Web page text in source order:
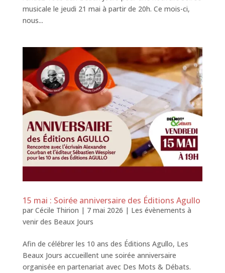
musicale le jeudi 21 mai à partir de 20h. Ce mois-ci,
nous...
15 mai : Soirée anniversaire des Éditions Agullo
par Cécile Thirion | 7 mai 2026 | Les évènements à
venir des Beaux Jours
Afin de célébrer les 10 ans des Éditions Agullo, Les
Beaux Jours accueillent une soirée anniversaire
organisée en partenariat avec Des Mots & Débats.